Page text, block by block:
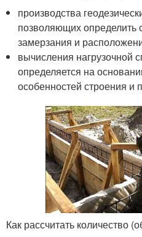
производства
позволяющих определить
замерзания и
вычисления нагрузочной
определяется на
особенностей строения и
Как рассчитать количество